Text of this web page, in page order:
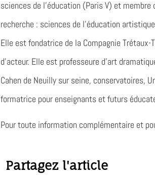
sciences de l’éducation (Paris V) et membre
recherche : sciences de l’éducation
Elle est fondatrice de la Compagnie
d’acteur. Elle est professeure d’art
Cahen de Neuilly sur seine, conservatoires,
formatrice pour enseignants et futurs
Pour toute information complémentaire et
Partagez l'article